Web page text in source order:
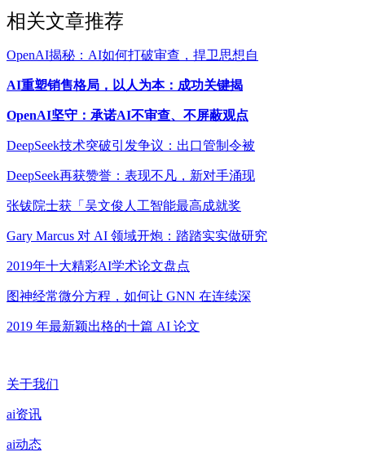
相关文章推荐
OpenAI揭秘：AI如何打破审查，捍卫思想自
AI重塑销售格局，以人为本：成功关键揭
OpenAI坚守：承诺AI不审查、不屏蔽观点
DeepSeek技术突破引发争议：出口管制令被
DeepSeek再获赞誉：表现不凡，新对手涌现
张钹院士获「吴文俊人工智能最高成就奖
Gary Marcus 对 AI 领域开炮：踏踏实实做研究
2019年十大精彩AI学术论文盘点
图神经常微分方程，如何让 GNN 在连续深
2019 年最新颖出格的十篇 AI 论文
关于我们
ai资讯
ai动态